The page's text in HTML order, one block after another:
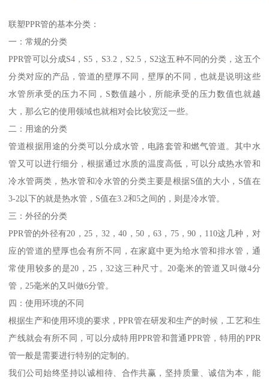
联塑PPR管的基本分类：
一：常规的分类
PPR管可以分成S4，S5，S3.2，S2.5，S2这五种不同的分类，这五个
分类对应的产品，管道的壁厚不同，壁厚的不同，也就是说明这些
水管所承受的压力不同，S数值越小，所能承受的压力数值也就越
大，那么它的使用领域也就相对会比较宽泛一些。
二：用途的分类
管道根据用途的分类可以分成水管，电路套管和燃气管道。其中水
管又可以进行细分，根据通过水质的温度高低，可以分成热水管和
冷水管两类，热水管和冷水管的分类主要是根据S值的大小，S值在
3-2以下的就是热水管，S值在3.2和5之间的，则是冷水管。
三：外径的分类
PPR管的外径有20，25，32，40，50，63，75，90，110这几种，对
应的管道的壁厚也会有所不同，在家庭中更为给水管和排水管，通
常使用较多的是20，25，32这三种尺寸。20毫米的管道又叫做4分
管，25毫米的又叫做6分管。
四：使用环境的不同
根据生产和使用环境的要求，PPR管在研发和生产的时候，工艺和生
产线就会有所不同，可以分成特用PPR管和普通PPR管，特用的PPR
管一般是需要进行特别的定制的。
我们公司始终坚持以诚相待、合作共赢，坚持质量、诚信为本，能